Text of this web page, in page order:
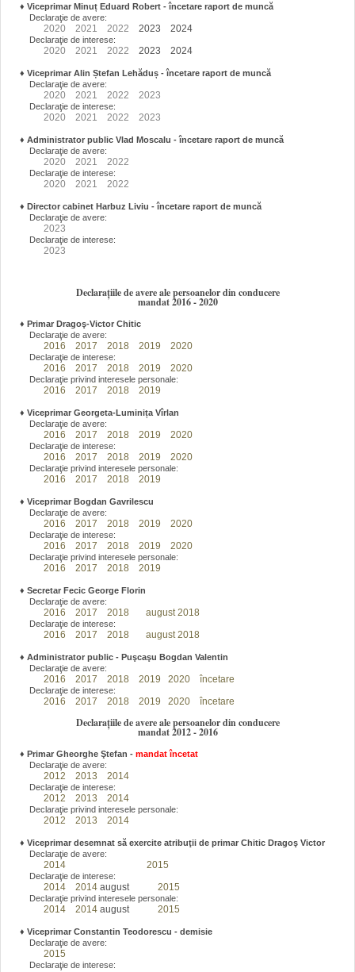
♦ Viceprimar Minuț Eduard Robert - încetare raport de muncă
Declaraţie de avere:
2020 2021 2022 2023 2024
Declaraţie de interese:
2020 2021 2022 2023 2024
♦ Viceprimar Alin Ștefan Lehăduș - încetare raport de muncă
Declaraţie de avere:
2020 2021 2022 2023
Declaraţie de interese:
2020 2021 2022 2023
♦ Administrator public Vlad Moscalu - încetare raport de muncă
Declaraţie de avere:
2020 2021 2022
Declaraţie de interese:
2020 2021 2022
♦ Director cabinet Harbuz Liviu - încetare raport de muncă
Declaraţie de avere:
2023
Declaraţie de interese:
2023
Declarațiile de avere ale persoanelor din conducere
mandat 2016 - 2020
♦ Primar Dragoş-Victor Chitic
Declaraţie de avere:
2016 2017 2018 2019 2020
Declaraţie de interese:
2016 2017 2018 2019 2020
Declaraţie privind interesele personale:
2016 2017 2018 2019
♦ Viceprimar Georgeta-Luminița Vîrlan
Declaraţie de avere:
2016 2017 2018 2019 2020
Declaraţie de interese:
2016 2017 2018 2019 2020
Declaraţie privind interesele personale:
2016 2017 2018 2019
♦ Viceprimar Bogdan Gavrilescu
Declaraţie de avere:
2016 2017 2018 2019 2020
Declaraţie de interese:
2016 2017 2018 2019 2020
Declaraţie privind interesele personale:
2016 2017 2018 2019
♦ Secretar Fecic George Florin
Declaraţie de avere:
2016 2017 2018 august 2018
Declaraţie de interese:
2016 2017 2018 august 2018
♦ Administrator public - Puşcaşu Bogdan Valentin
Declaraţie de avere:
2016 2017 2018 2019 2020 încetare
Declaraţie de interese:
2016 2017 2018 2019 2020 încetare
Declarațiile de avere ale persoanelor din conducere
mandat 2012 - 2016
♦ Primar Gheorghe Ştefan - mandat încetat
Declaraţie de avere:
2012 2013 2014
Declaraţie de interese:
2012 2013 2014
Declaraţie privind interesele personale:
2012 2013 2014
♦ Viceprimar desemnat să exercite atribuţii de primar Chitic Dragoş Victor
Declaraţie de avere:
2014 2015
Declaraţie de interese:
2014 2014 august 2015
Declaraţie privind interesele personale:
2014 2014 august 2015
♦ Viceprimar Constantin Teodorescu - demisie
Declaraţie de avere:
2015
Declaraţie de interese: